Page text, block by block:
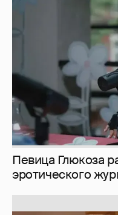
Певица Глюкоза
эротического